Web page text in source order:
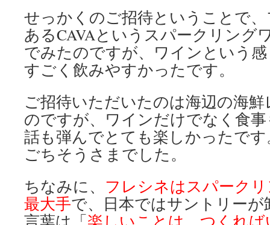
せっかくのご招待ということで
あるCAVAというスパークリング
でみたのですが、ワインという
すごく飲みやすかったです。
ご招待いただいたのは海辺の海
のですが、ワインだけでなく食
話も弾んでとても楽しかったです
ごちそうさまでした。
ちなみに、 フレシネはスパーク
最大手で、日本ではサントリー
言葉は「楽しいことは、つくれ